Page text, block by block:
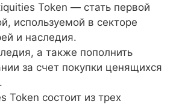
Token — стать первой
используемой в секторе
и наследия.
а также пополнить
за счет покупки ценящихся
Token состоит из трех